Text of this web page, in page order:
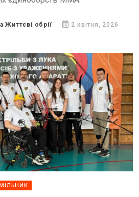
Життєві обрії 2 квітня, 2026